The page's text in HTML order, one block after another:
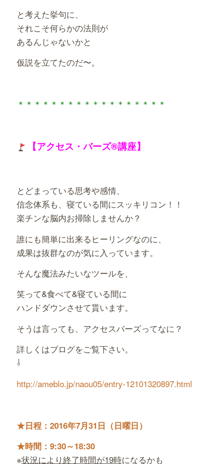
と考えた挙句に、
それこそ何らかの法則が
あるんじゃないかと
仮説を立てたのだ〜。
＊＊＊＊＊＊＊＊＊＊＊＊＊＊＊＊＊＊
【アクセス・バーズ®講座】
とどまっている思考や感情、
信念体系も、寝ている間にスッキリコン！！
楽チンな脳内お掃除しませんか？
誰にも簡単に出来るヒーリングなのに、
成果は抜群なのが気に入っています。
そんな魔法みたいなツールを、
笑って&食べて&寝ている間に
ハンドダウンさせて貰います。
そうは言っても、アクセスバーズってなに？
詳しくはブログをご覧下さい。
⇩
http://ameblo.jp/naou05/entry-12101320897.html
★日程：2016年7月31日（日曜日）
★時間：9:30～18:30
※状況により終了時間が19時になるかも